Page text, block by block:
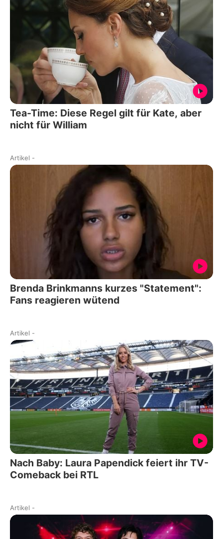
Tea-Time: Diese Regel gilt für Kate, aber
nicht für William
Artikel -
Brenda Brinkmanns kurzes "Statement":
Fans reagieren wütend
Artikel -
Nach Baby: Laura Papendick feiert ihr TV-
Comeback bei RTL
Artikel -